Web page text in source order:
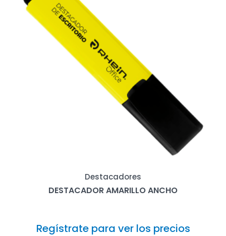
Destacadores
DESTACADOR AMARILLO ANCHO
Regístrate para ver los precios